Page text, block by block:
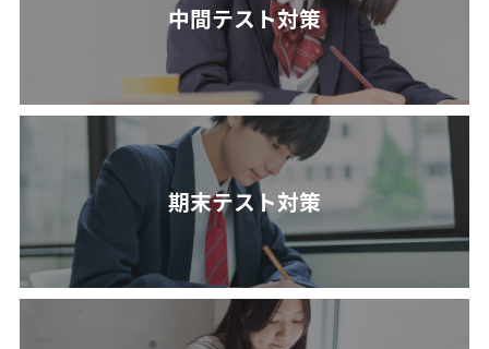
中間テスト対策
期末テスト対策